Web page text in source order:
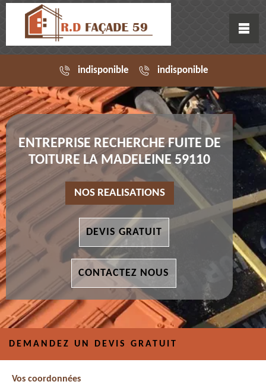
indisponible indisponible
ENTREPRISE RECHERCHE FUITE DE
TOITURE LA MADELEINE 59110
NOS REALISATIONS
DEVIS GRATUIT
CONTACTEZ NOUS
DEMANDEZ UN DEVIS GRATUIT
Vos coordonnées